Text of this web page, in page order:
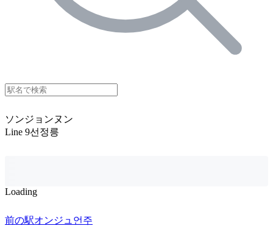
ソンジョンヌン
Line 9선정릉
Loading
前の駅オンジュ 언주